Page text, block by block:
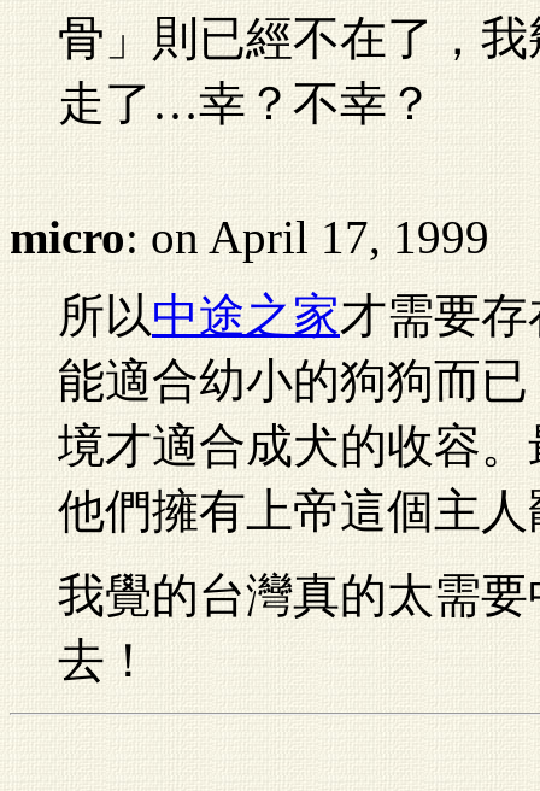
骨」則已經不在了，
走了…幸？不幸？
micro: on April 17, 1999
所以中途之家才需要
能適合幼小的狗狗而已
境才適合成犬的收容
他們擁有上帝這個主
我覺的台灣真的太需
去！